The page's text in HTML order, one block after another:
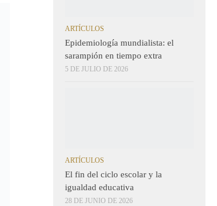
ARTÍCULOS
Epidemiología mundialista: el
sarampión en tiempo extra
5 DE JULIO DE 2026
ARTÍCULOS
El fin del ciclo escolar y la
igualdad educativa
28 DE JUNIO DE 2026